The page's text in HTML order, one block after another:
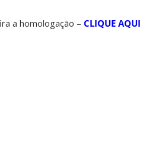
a homologação – CLIQUE AQUI